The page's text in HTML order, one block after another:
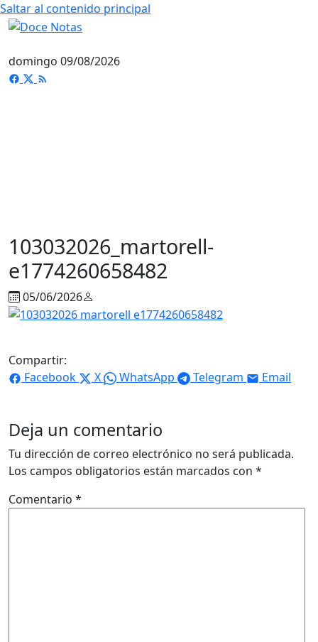
Saltar al contenido principal
domingo 09/08/2026
103032026_martorell-
e1774260658482
05/06/2026
Compartir:
Facebook
X WhatsApp Telegram Email
Deja un comentario
Tu dirección de correo electrónico no será publicada.
Los campos obligatorios están marcados con *
Comentario *